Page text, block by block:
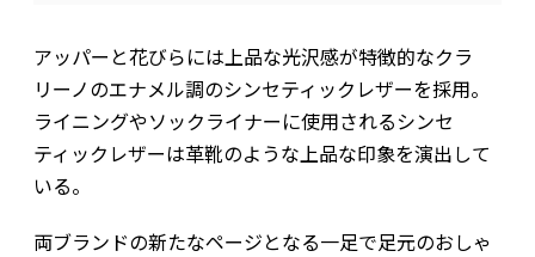
アッパーと花びらには上品な光沢感が特徴的なクラ
リーノのエナメル調のシンセティックレザーを採用。
ライニングやソックライナーに使用されるシンセ
ティックレザーは革靴のような上品な印象を演出して
いる。
両ブランドの新たなページとなる一足で足元のおしゃ